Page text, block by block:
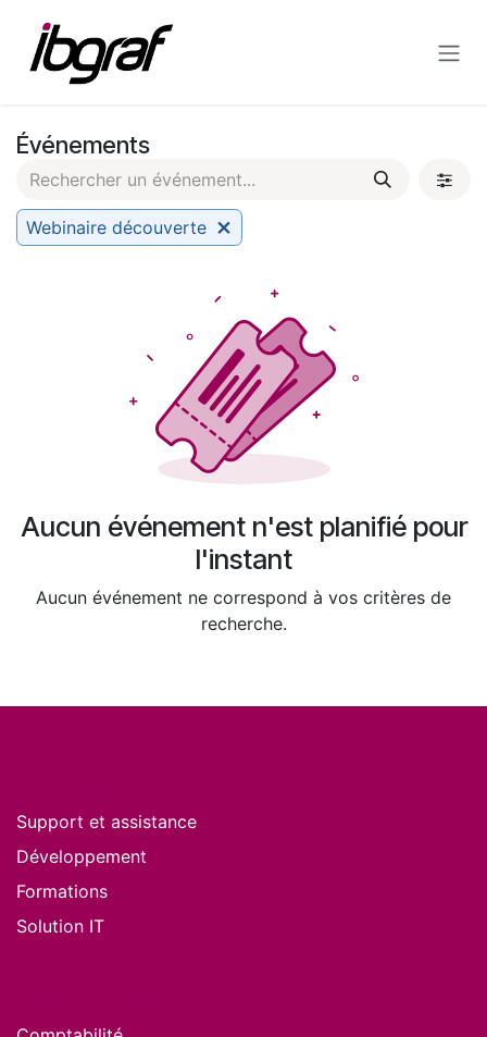
Événements
Webinaire découverte
Aucun événement n'est planifié pour
l'instant
Aucun événement ne correspond à vos critères de
recherche.
Support et assistance
Développement
Formations
Solution IT